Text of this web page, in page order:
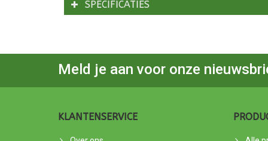
SPECIFICATIES
Meld je aan voor onze
KLANTENSERVICE